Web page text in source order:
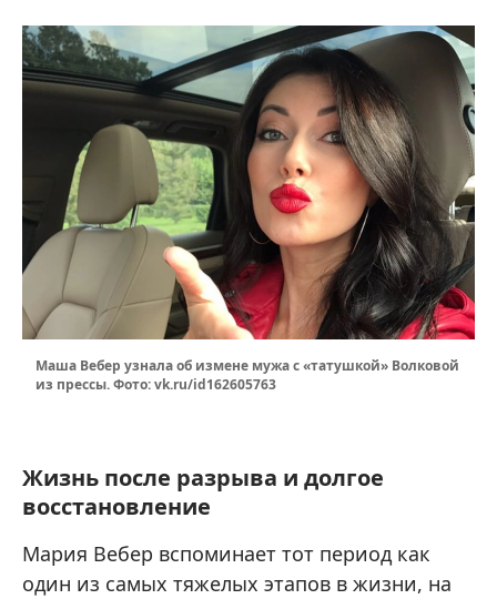
Маша Вебер узнала об измене мужа с «татушкой» Волковой
из прессы. Фото: vk.ru/id162605763
Жизнь после разрыва и долгое
восстановление
Мария Вебер вспоминает тот период как
один из самых тяжелых этапов в жизни, на